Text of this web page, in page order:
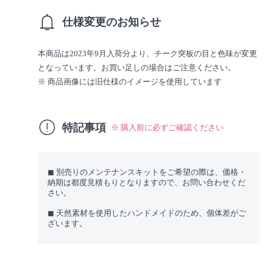
仕様変更のお知らせ
本商品は2023年9月入荷分より、チーク突板の目と色味が変更
となっています。お買い足しの場合はご注意ください。
※ 商品画像には旧仕様のイメージを使用しています
特記事項 ※ 購入前に必ずご確認ください
◼︎ 別売りのメンテナンスキットをご希望の際は、価格・
納期は都度見積もりとなりますので、お問い合わせくだ
さい。
◼︎ 天然素材を使用したハンドメイドのため、個体差がご
ざいます。